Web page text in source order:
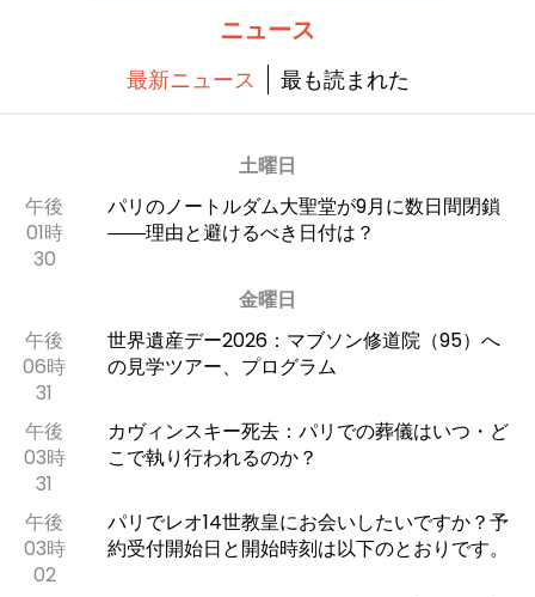
ニュース
最新ニュース 最も読まれた
土曜日
午後
01時
30
パリのノートルダム大聖堂が9月に数日間閉鎖
――理由と避けるべき日付は？
金曜日
午後
06時
31
世界遺産デー2026：マブソン修道院（95）へ
の見学ツアー、プログラム
午後
03時
31
カヴィンスキー死去：パリでの葬儀はいつ・ど
こで執り行われるのか？
午後
03時
02
パリでレオ14世教皇にお会いしたいですか？予
約受付開始日と開始時刻は以下のとおりです。